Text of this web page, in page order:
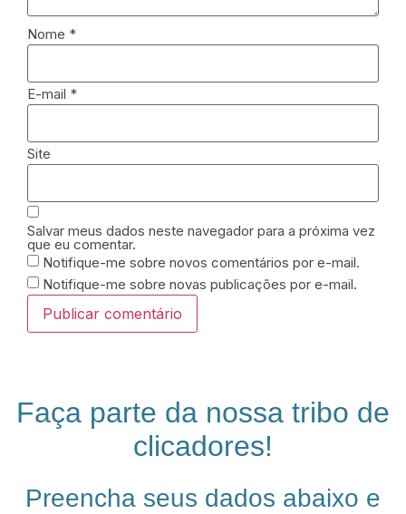
Nome *
E-mail *
Site
Salvar meus dados neste navegador para a próxima vez
que eu comentar.
Notifique-me sobre novos comentários por e-mail.
Notifique-me sobre novas publicações por e-mail.
Faça parte da nossa tribo de
clicadores!
Preencha seus dados abaixo e